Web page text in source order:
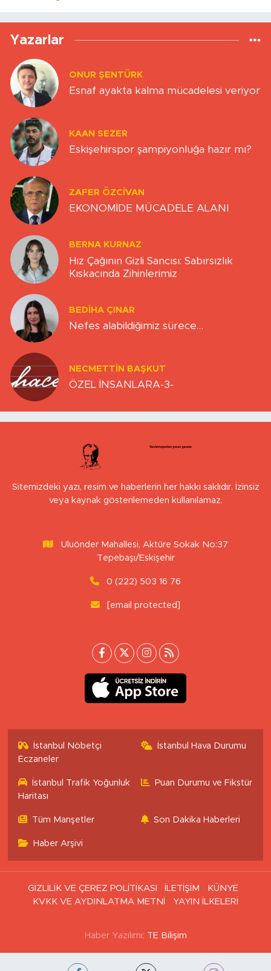
Yazarlar
ONUR ŞENTÜRK
Esnaf ayakta kalma mücadelesi veriyor
KAAN SEZER
Eskişehirspor şampiyonluğa hazır mı?
ZAFER ÖZCIVAN
EKONOMİDE MÜCADELE ALANI
BERNA KURNAZ
Hız Çağının Gizli Sancısı: Sabırsızlık
Kıskacında Zihinlerimiz
BEDIHA ÇINAR
Nefes alabildiğimiz sürece…
NECMETTIN BAŞKUT
ÖZEL İNSANLARA-3-
Sitemizdeki yazı, resim ve haberlerin her hakkı saklıdır. İzinsiz
veya kaynak gösterilemeden kullanılamaz.
Uluönder Mahallesi, Aktüre Sokak No:37
Tepebaşı/Eskişehir
0 (222) 503 16 76
[email protected]
İstanbul Nöbetçi
Eczaneler
İstanbul Hava Durumu
İstanbul Trafik Yoğunluk
Haritası
Puan Durumu ve Fikstür
Tüm Manşetler Son Dakika Haberleri
Haber Arşivi
GİZLİLİK VE ÇEREZ POLİTİKASI İLETİŞİM
KÜNYE
KVKK VE AYDINLATMA METNİ
YAYIN İLKELERİ
Haber Yazılımı: TE Bilişim